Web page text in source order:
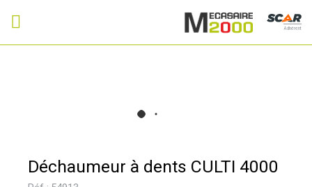
Adhérent
Déchaumeur à dents CULTI 4000